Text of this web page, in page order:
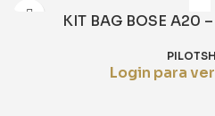
KIT BAG BOSE A20
Login para